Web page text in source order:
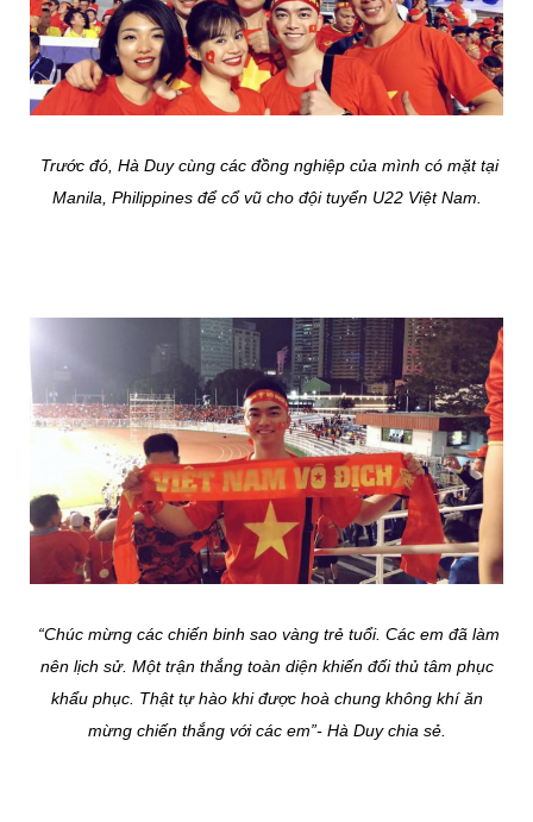
Trước đó, Hà Duy cùng các đồng nghiệp của mình có mặt tại
Manila, Philippines để cổ vũ cho đội tuyển U22 Việt Nam.
“Chúc mừng các chiến binh sao vàng trẻ tuổi. Các em đã làm
nên lịch sử. Một trận thắng toàn diện khiến đối thủ tâm phục
khẩu phục. Thật tự hào khi được hoà chung không khí ăn
mừng chiến thắng với các em”- Hà Duy chia sẻ.